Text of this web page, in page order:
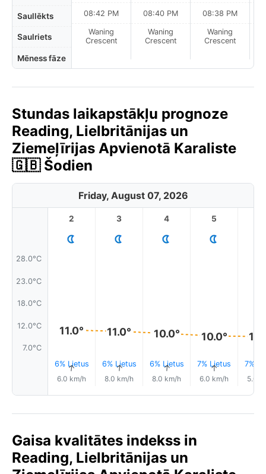
Saullēkts
Saulriets
Mēness fāze
08:42 PM
Waning
Crescent
08:40 PM
Waning
Crescent
08:38 PM
Waning
Crescent
Stundas laikapstākļu prognoze
Reading, Lielbritānijas un
Ziemeļīrijas Apvienotā Karaliste
🇬🇧 Šodien
Friday, August 07, 2026
28.0°C
23.0°C
18.0°C
12.0°C
7.0°C
2
11.0°
6% Lietus
↑
6.0 km/h
3
11.0°
6% Lietus
↑
8.0 km/h
4
10.0°
6% Lietus
↑
8.0 km/h
5
10.0°
7% Lietus
↑
6.0 km/h
7%
5.0
Gaisa kvalitātes indekss in
Reading, Lielbritānijas un